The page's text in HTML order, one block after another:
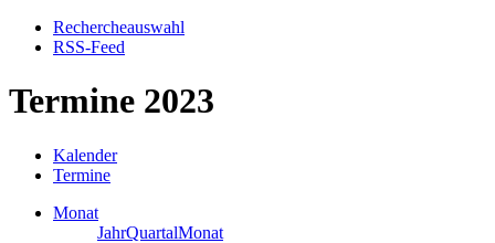
Rechercheauswahl
RSS-Feed
Termine 2023
Kalender
Termine
Monat
JahrQuartalMonat